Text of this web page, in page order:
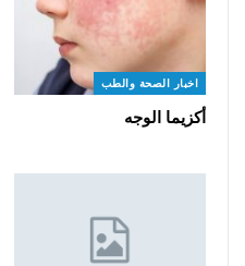
اخبار الصحة والطب
أكزيما الوجه